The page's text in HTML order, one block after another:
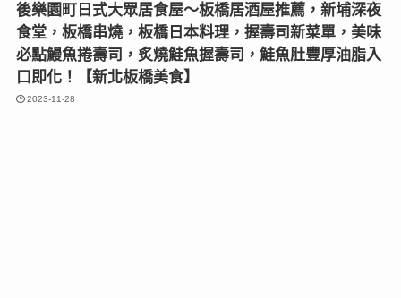
後樂園町日式大眾居食屋〜板橋居酒屋推薦，新埔深夜
食堂，板橋串燒，板橋日本料理，握壽司新菜單，美味
必點鰻魚捲壽司，炙燒鮭魚握壽司，鮭魚肚豐厚油脂入
口即化！【新北板橋美食】
2023-11-28